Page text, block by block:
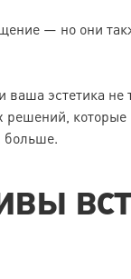
— но они
ваша эстетика
которые
больше.